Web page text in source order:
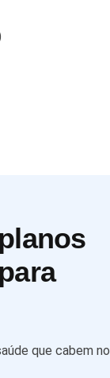
que cabem no